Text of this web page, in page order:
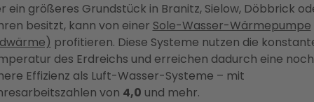
ein größeres Grundstück in Branitz, Sielow, Döbbrick
besitzt, kann von einer Sole-Wasser-Wärmepumpe
profitieren. Diese Systeme nutzen die
des Erdreichs und erreichen dadurch eine noch
Effizienz als Luft-Wasser-Systeme – mit
von 4,0 und mehr.